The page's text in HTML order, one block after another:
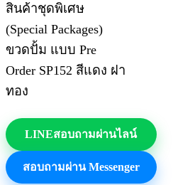
สินค้าชุดพิเศษ
(Special Packages)
ขวดปั้ม แบบ Pre
Order SP152 สีแดง ฝา
ทอง
LINEสอบถามผ่านไลน์
สอบถามผ่าน Messenger